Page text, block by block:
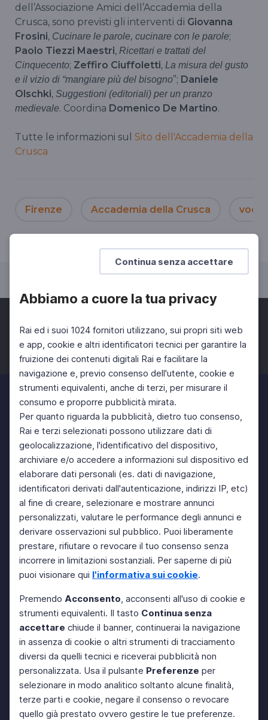
Continua senza accettare
Abbiamo a cuore la tua privacy
Rai ed i suoi 1024 fornitori utilizzano, sui propri siti web
e app, cookie e altri identificatori tecnici per garantire la
fruizione dei contenuti digitali Rai e facilitare la
navigazione e, previo consenso dell'utente, cookie e
strumenti equivalenti, anche di terzi, per misurare il
consumo e proporre pubblicità mirata.
Per quanto riguarda la pubblicità, dietro tuo consenso,
Rai e terzi selezionati possono utilizzare dati di
geolocalizzazione, l'identificativo del dispositivo,
archiviare e/o accedere a informazioni sul dispositivo ed
elaborare dati personali (es. dati di navigazione,
identificatori derivati dall'autenticazione, indirizzi IP, etc)
al fine di creare, selezionare e mostrare annunci
personalizzati, valutare le performance degli annunci e
derivare osservazioni sul pubblico. Puoi liberamente
prestare, rifiutare o revocare il tuo consenso senza
incorrere in limitazioni sostanziali. Per saperne di più
puoi visionare qui l'informativa sui cookie.
Premendo Acconsento, acconsenti all'uso di cookie e
strumenti equivalenti. Il tasto Continua senza
accettare chiude il banner, continuerai la navigazione
in assenza di cookie o altri strumenti di tracciamento
diversi da quelli tecnici e riceverai pubblicità non
personalizzata. Usa il pulsante Preferenze per
selezionare in modo analitico soltanto alcune finalità,
terze parti e cookie, negare il consenso o revocare
quello già prestato ovvero gestire le tue preferenze.
dell’Associazione Amici dell’Accademia della
Crusca, sono previsti gli interventi di Giovanna
Frosini, Cucinare le parole, cucinare con le parole;
Paolo Tiezzi Maestri, Ricettari e trattati del
Cinquecento; Zeffiro Ciuffoletti, La misura del gusto
e il vizio di “mangiare più del bisogno”; Daniele
Olschki, Suggestioni (editoriali) per un pranzo
medievale. Coordina Domenico De Martino.
Tutte le informazioni sul Sito dell'Accademia della
Crusca
Firenze Accademia della Crusca
Facebook Twitter Instagram